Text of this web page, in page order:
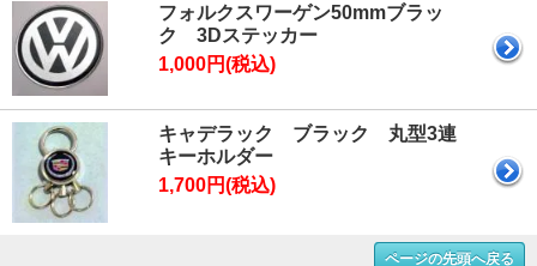
フォルクスワーゲン50mmブラッ
ク 3Dステッカー
1,000円(税込)
キャデラック ブラック 丸型3連
キーホルダー
1,700円(税込)
ページの先頭へ戻る